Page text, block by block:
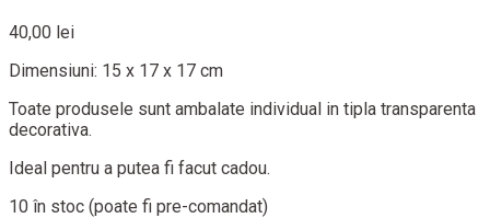
40,00 lei
Dimensiuni: 15 x 17 x 17 cm
Toate produsele sunt ambalate individual in tipla transparenta
decorativa.
Ideal pentru a putea fi facut cadou.
10 în stoc (poate fi pre-comandat)